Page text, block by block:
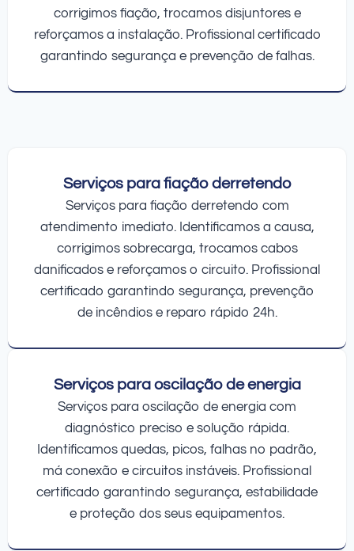
corrigimos fiação, trocamos disjuntores e
reforçamos a instalação. Profissional certificado
garantindo segurança e prevenção de falhas.
Serviços para fiação derretendo
Serviços para fiação derretendo com
atendimento imediato. Identificamos a causa,
corrigimos sobrecarga, trocamos cabos
danificados e reforçamos o circuito. Profissional
certificado garantindo segurança, prevenção
de incêndios e reparo rápido 24h.
Serviços para oscilação de energia
Serviços para oscilação de energia com
diagnóstico preciso e solução rápida.
Identificamos quedas, picos, falhas no padrão,
má conexão e circuitos instáveis. Profissional
certificado garantindo segurança, estabilidade
e proteção dos seus equipamentos.